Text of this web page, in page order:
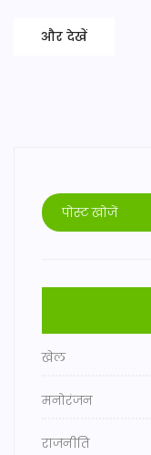
और देखें
खेल
मनोरंजन
राजनीति